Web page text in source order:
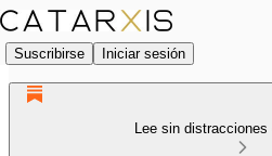
Suscribirse Iniciar sesión
Lee sin